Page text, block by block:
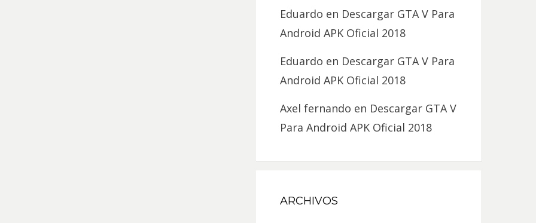
Eduardo en Descargar GTA V Para
Android APK Oficial 2018
Eduardo en Descargar GTA V Para
Android APK Oficial 2018
Axel fernando en Descargar GTA V
Para Android APK Oficial 2018
ARCHIVOS